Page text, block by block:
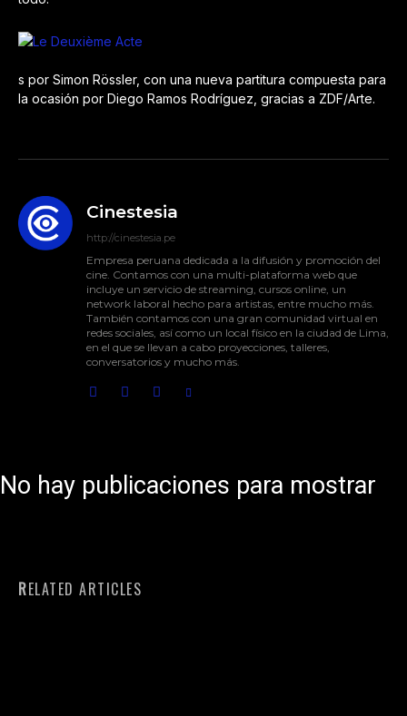
s por Simon Rössler, con una nueva partitura compuesta para
la ocasión por Diego Ramos Rodríguez, gracias a ZDF/Arte.
Cinestesia
http://cinestesia.pe
Empresa peruana dedicada a la difusión y promoción del
cine. Contamos con una multi-plataforma web que
incluye un servicio de streaming, cursos online, un
network laboral hecho para artistas, entre mucho más.
También contamos con una gran comunidad virtual en
redes sociales, así como un local físico en la ciudad de Lima,
en el que se llevan a cabo proyecciones, talleres,
conversatorios y mucho más.
No hay publicaciones para mostrar
RELATED ARTICLES